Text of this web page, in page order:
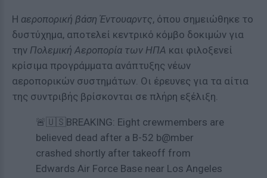
Η αεροπορική βάση Έντουαρντς, όπου σημειώθηκε το
δυστύχημα, αποτελεί κεντρικό κόμβο δοκιμών για
την Πολεμική Αεροπορία των ΗΠΑ και φιλοξενεί
κρίσιμα προγράμματα ανάπτυξης νέων
αεροπορικών συστημάτων. Οι έρευνες για τα αίτια
της συντριβής βρίσκονται σε πλήρη εξέλιξη.
🚨🇺🇸BREAKING: Eight crewmembers are
believed dead after a B-52 b@mber
crashed shortly after takeoff from
Edwards Air Force Base near Los Angeles